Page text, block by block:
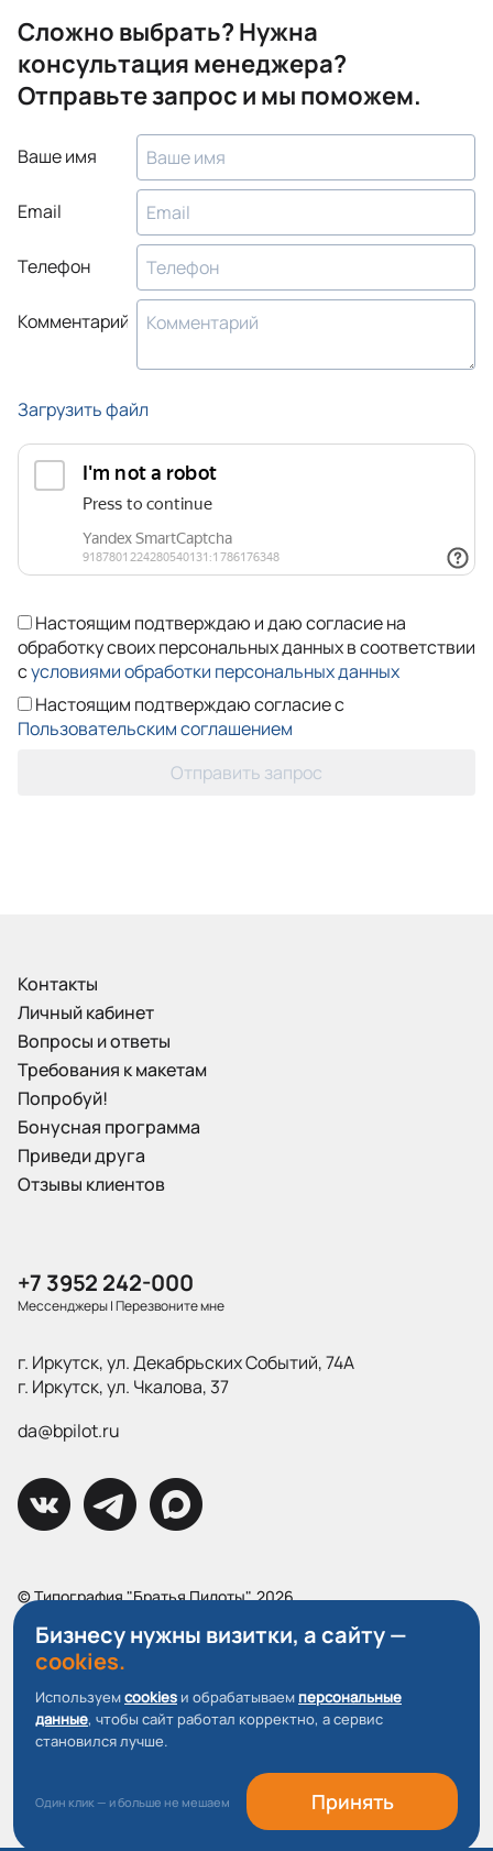
Сложно выбрать? Нужна
консультация менеджера?
Отправьте запрос и мы поможем.
Ваше имя
Email
Телефон
Комментарий
Загрузить файл
Настоящим подтверждаю и даю согласие на
обработку своих персональных данных в соответствии
сусловиями обработки персональных данных
Настоящим подтверждаю согласие с
Пользовательским соглашением
Отправить запрос
Контакты
Личный кабинет
Вопросы и ответы
Требования к макетам
Попробуй!
Бонусная программа
Приведи друга
Отзывы клиентов
+7 3952 242-000
Мессенджеры|Перезвоните мне
г. Иркутск, ул. Декабрьских Событий, 74А
г. Иркутск, ул. Чкалова, 37
da@bpilot.ru
© Типография "Братья Пилоты", 2026
Все права защищены.
Политика конфиденциальности
Пользовательское соглашение
О файлах Cookie
Бизнесу нужны визитки, а сайту —
cookies.
Используемcookies и обрабатываем персональные
данные, чтобы сайт работал корректно, а сервис
становился лучше.
Один клик — и больше не мешаем Принять